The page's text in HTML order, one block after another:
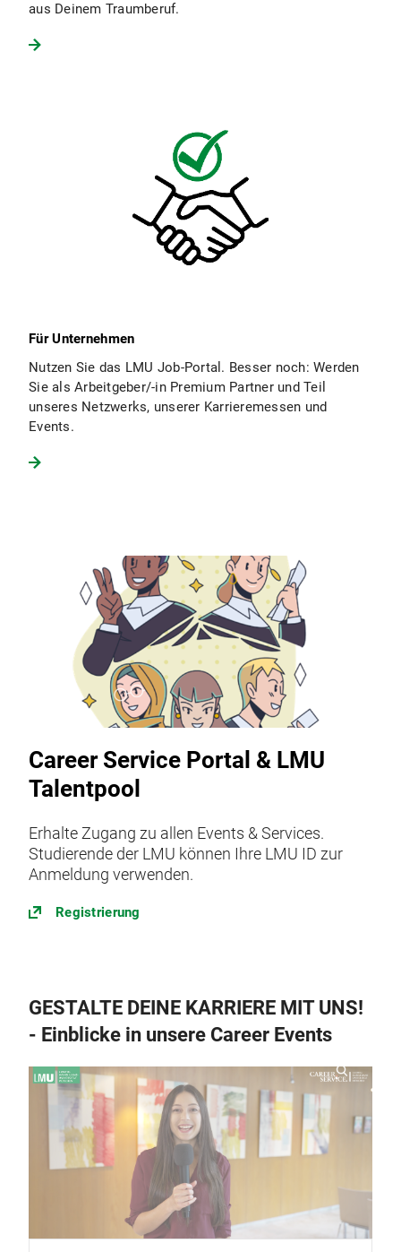
aus Deinem Traumberuf.
Für Unternehmen
Nutzen Sie das LMU Job-Portal. Besser noch: Werden
Sie als Arbeitgeber/-in Premium Partner und Teil
unseres Netzwerks, unserer Karrieremessen und
Events.
Career Service Portal & LMU
Talentpool
Erhalte Zugang zu allen Events & Services.
Studierende der LMU können Ihre LMU ID zur
Anmeldung verwenden.
Registrierung
GESTALTE DEINE KARRIERE MIT UNS!
- Einblicke in unsere Career Events